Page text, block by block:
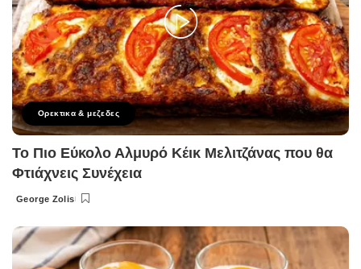
Ορεκτικα & μεζεδες
Το Πιο Εύκολο Αλμυρό Κέικ Μελιτζάνας που θα
Φτιάχνεις Συνέχεια
Posted
George Zolis